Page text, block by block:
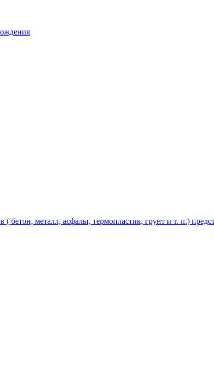
металл, асфальт, термопластик, грунт и т. п.)